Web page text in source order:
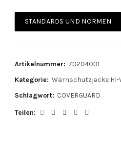
STANDARDS UND NORMEN
Artikelnummer: 70204001
Kategorie: Warnschutzjacke HI-
Schlagwort: COVERGUARD
Teilen